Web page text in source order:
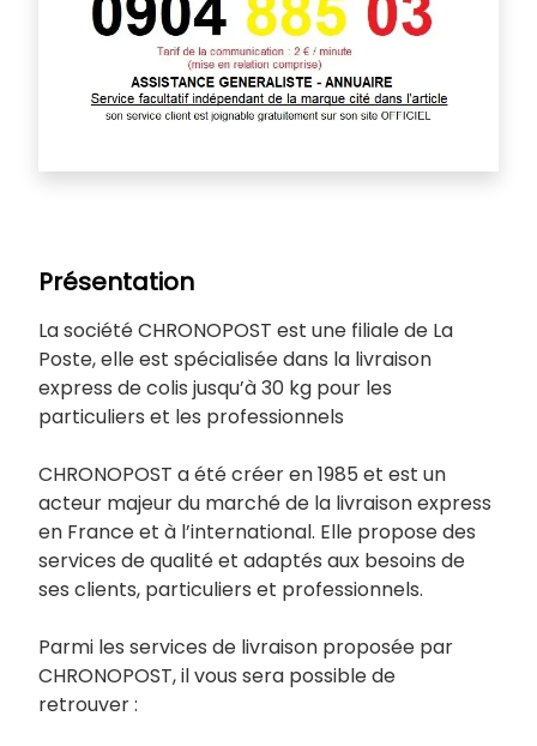
Présentation
La société CHRONOPOST est une filiale de La
Poste, elle est spécialisée dans la livraison
express de colis jusqu’à 30 kg pour les
particuliers et les professionnels
CHRONOPOST a été créer en 1985 et est un
acteur majeur du marché de la livraison express
en France et à l’international. Elle propose des
services de qualité et adaptés aux besoins de
ses clients, particuliers et professionnels.
Parmi les services de livraison proposée par
CHRONOPOST, il vous sera possible de
retrouver :